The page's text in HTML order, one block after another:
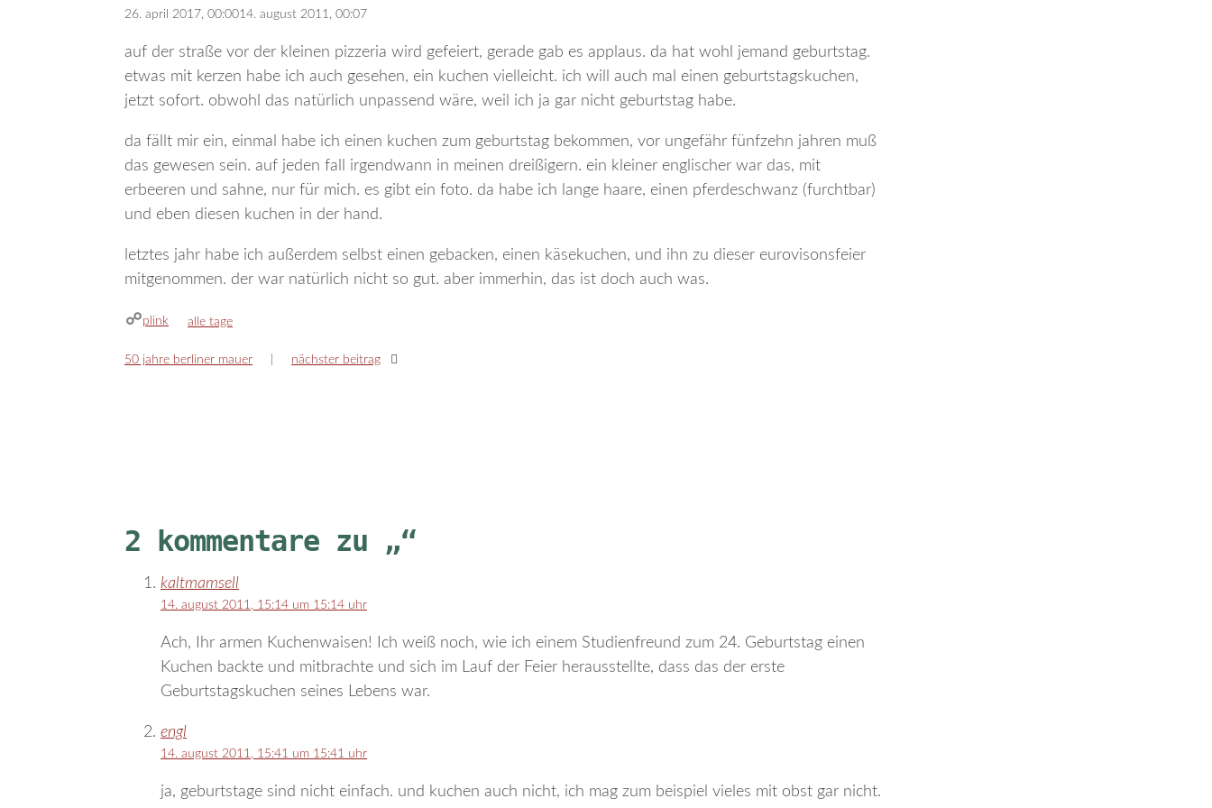
26. april 2017, 00:0014. august 2011, 00:07
auf der straße vor der kleinen pizzeria wird gefeiert, gerade gab es applaus. da hat wohl jemand geburtstag.
etwas mit kerzen habe ich auch gesehen, ein kuchen vielleicht. ich will auch mal einen geburtstagskuchen,
jetzt sofort. obwohl das natürlich unpassend wäre, weil ich ja gar nicht geburtstag habe.
da fällt mir ein, einmal habe ich einen kuchen zum geburtstag bekommen, vor ungefähr fünfzehn jahren muß
das gewesen sein. auf jeden fall irgendwann in meinen dreißigern. ein kleiner englischer war das, mit
erbeeren und sahne, nur für mich. es gibt ein foto. da habe ich lange haare, einen pferdeschwanz (furchtbar)
und eben diesen kuchen in der hand.
letztes jahr habe ich außerdem selbst einen gebacken, einen käsekuchen, und ihn zu dieser eurovisonsfeier
mitgenommen. der war natürlich nicht so gut. aber immerhin, das ist doch auch was.
plink kategorien
alle tage
50 jahre berliner mauer nächster beitrag
2 kommentare zu „“
kaltmamsell
14. august 2011, 15:14 um 15:14 uhr
Ach, Ihr armen Kuchenwaisen! Ich weiß noch, wie ich einem Studienfreund zum 24. Geburtstag einen
Kuchen backte und mitbrachte und sich im Lauf der Feier herausstellte, dass das der erste
Geburtstagskuchen seines Lebens war.
engl
14. august 2011, 15:41 um 15:41 uhr
ja, geburtstage sind nicht einfach. und kuchen auch nicht, ich mag zum beispiel vieles mit obst gar nicht.